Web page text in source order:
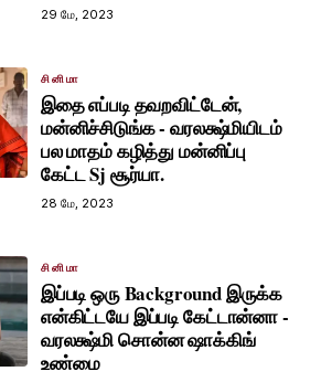
29 மே, 2023
சினிமா
இதை எப்படி தவறவிட்டேன்,
மன்னிச்சிடுங்க - வரலக்ஷ்மியிடம்
பல மாதம் கழித்து மன்னிப்பு
கேட்ட Sj சூர்யா.
28 மே, 2023
சினிமா
இப்படி ஒரு Background இருக்க
என்கிட்டயே இப்படி கேட்டான்னா -
வரலக்ஷ்மி சொன்ன ஷாக்கிங்
உண்மை